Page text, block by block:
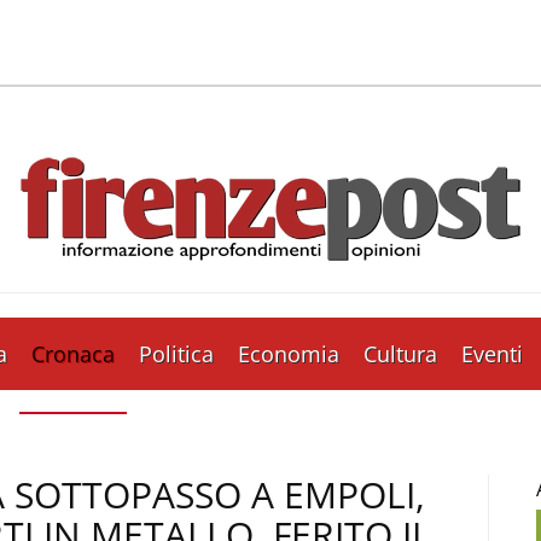
Cronaca Politica Economia Cultura Eventi
SOTTOPASSO A EMPOLI,